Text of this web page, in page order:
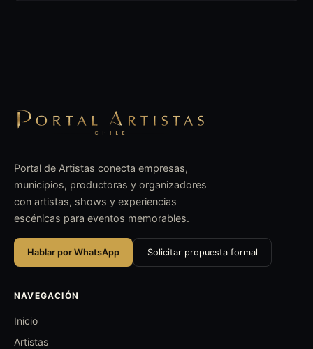
Portal de Artistas conecta empresas,
municipios, productoras y organizadores
con artistas, shows y experiencias
escénicas para eventos memorables.
Hablar por WhatsApp Solicitar propuesta formal
NAVEGACIÓN
Inicio
Artistas